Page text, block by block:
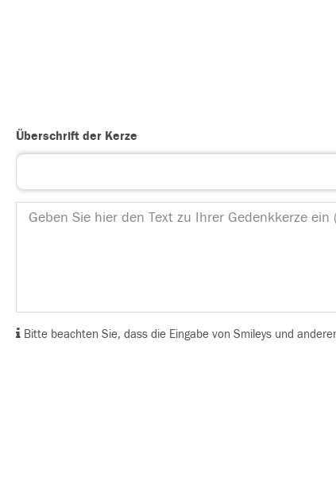
Überschrift der Kerze
Bitte beachten Sie, dass die Eingabe von Smileys und